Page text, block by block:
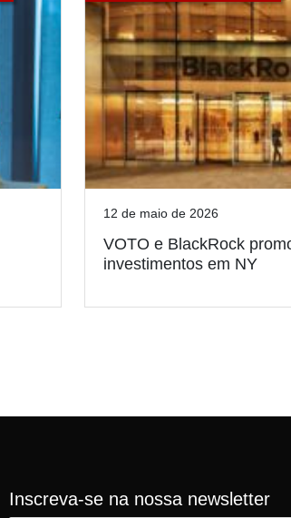
12 de maio de 2026
VOTO e BlackRock
investimentos em NY
Inscreva-se na nossa newsletter